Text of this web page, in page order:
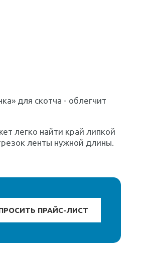
для скотча - облегчит
легко найти край липкой
ленты нужной длины.